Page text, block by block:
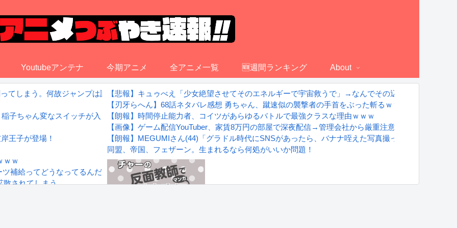
Youtubeアンテナ 今期アニメ 全アニメ一覧 🆕週間ランキング About
しまう。何故ジャンプは読まれなくなったのか
子ちゃん変なスイッチが入りっぱなし！
王子が登場！
ｗｗ
補給ってどうなってるんだろうか？
散されてしまう…
【悲報】キュゥべえ「少女絶望させてそのエネルギーで宇宙救うで」→なんでその辺の無職のおっさ
【刃牙らへん】68話ネタバレ感想 勇ちゃん、蹴速似の襲撃者の手首をぶった斬るｗｗｗｗ
【朗報】時間停止能力者、コイツがあらゆるバトルで最強クラスな理由ｗｗｗ
【画像】ゲーム配信YouTuber、家賃8万円の部屋で深夜配信→管理会社から厳重注意されてお気持ち
【朗報】MEGUMIさん(44)「グラドル時代にSNSがあったら、バナナ咥えた写真撮ってたと思う」
同盟、帝国、フェザーン。生まれるなら何処がいいか問題！